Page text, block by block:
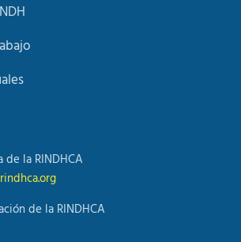
de la RINDHCA
de la RINDHCA